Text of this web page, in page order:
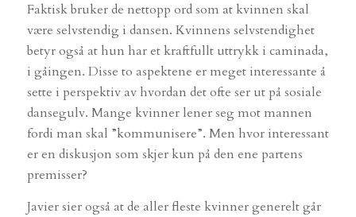
Faktisk bruker de nettopp ord som at kvinnen skal
være selvstendig i dansen. Kvinnens selvstendighet
betyr også at hun har et kraftfullt uttrykk i caminada,
i gåingen. Disse to aspektene er meget interessante å
sette i perspektiv av hvordan det ofte ser ut på sosiale
dansegulv. Mange kvinner lener seg mot mannen
fordi man skal ”kommunisere”. Men hvor interessant
er en diskusjon som skjer kun på den ene partens
premisser?
Javier sier også at de aller fleste kvinner generelt går